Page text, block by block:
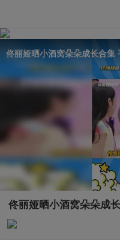
佟丽娅晒小酒窝朵朵成长合集